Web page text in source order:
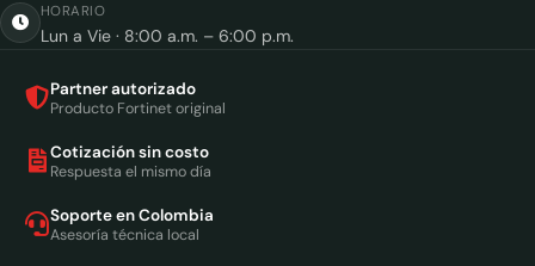
HORARIO
Lun a Vie · 8:00 a.m. – 6:00 p.m.
Partner autorizado
Producto Fortinet original
Cotización sin costo
Respuesta el mismo día
Soporte en Colombia
Asesoría técnica local